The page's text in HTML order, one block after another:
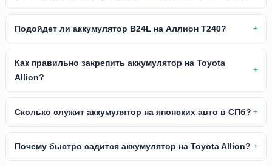
Подойдет ли аккумулятор B24L на Аллион Т240?
Как правильно закрепить аккумулятор на Toyota
Allion?
Сколько служит аккумулятор на японских авто в СПб?
Почему быстро садится аккумулятор на Toyota Allion?